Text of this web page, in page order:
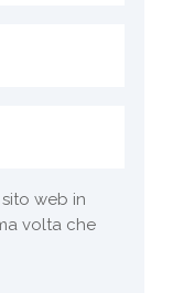
web in
volta che